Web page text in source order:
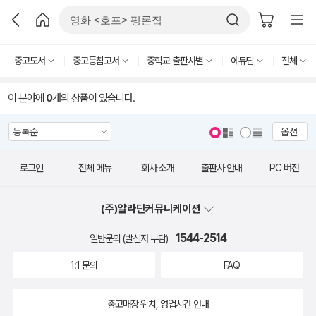
중고도서 중고등참고서 중학교 출판사별 에듀탑 전체
이 분야에 0개의 상품이 있습니다.
옵션
로그인 전체 메뉴 회사 소개 출판사 안내 PC 버전
(주)알라딘커뮤니케이션
일반문의 (발신자 부담) 1544-2514
1:1 문의 FAQ
중고매장 위치, 영업시간 안내